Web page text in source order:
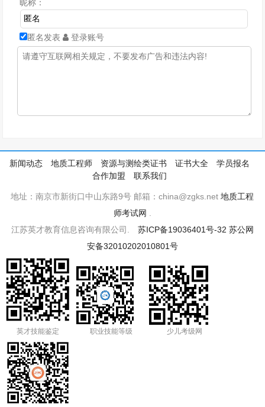
昵称：
匿名发表 登录账号
新闻动态 地质工程师 资源与测绘类证书 证书大全
学员报名
合作加盟
联系我们
地址：南京市新街口中山东路9号 邮箱：china@zgks.net地质工程
师考试网
江苏英才教育信息咨询有限公司. 苏ICP备19036401号-32 苏公网
安备32010202010801号
英才技能鉴定 职业技能等级 少儿考级网